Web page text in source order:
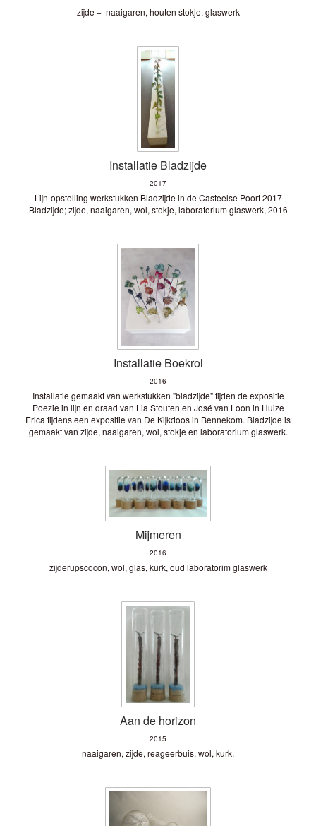
zijde + naaigaren, houten stokje, glaswerk
Installatie Bladzijde
2017
Lijn-opstelling werkstukken Bladzijde in de Casteelse Poort 2017
Bladzijde; zijde, naaigaren, wol, stokje, laboratorium glaswerk, 2016
Installatie Boekrol
2016
Installatie gemaakt van werkstukken "bladzijde" tijden de expositie
Poezie in lijn en draad van Lia Stouten en José van Loon in Huize
Erica tijdens een expositie van De Kijkdoos in Bennekom. Bladzijde is
gemaakt van zijde, naaigaren, wol, stokje en laboratorium glaswerk.
Mijmeren
2016
zijderupscocon, wol, glas, kurk, oud laboratorim glaswerk
Aan de horizon
2015
naaigaren, zijde, reageerbuis, wol, kurk.